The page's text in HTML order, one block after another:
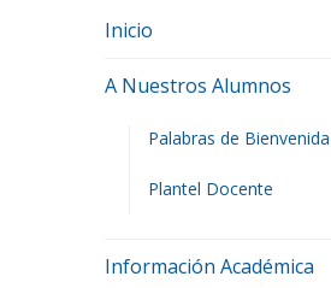
Inicio
A Nuestros Alumnos
Palabras de Bienvenida
Plantel Docente
Información Académica